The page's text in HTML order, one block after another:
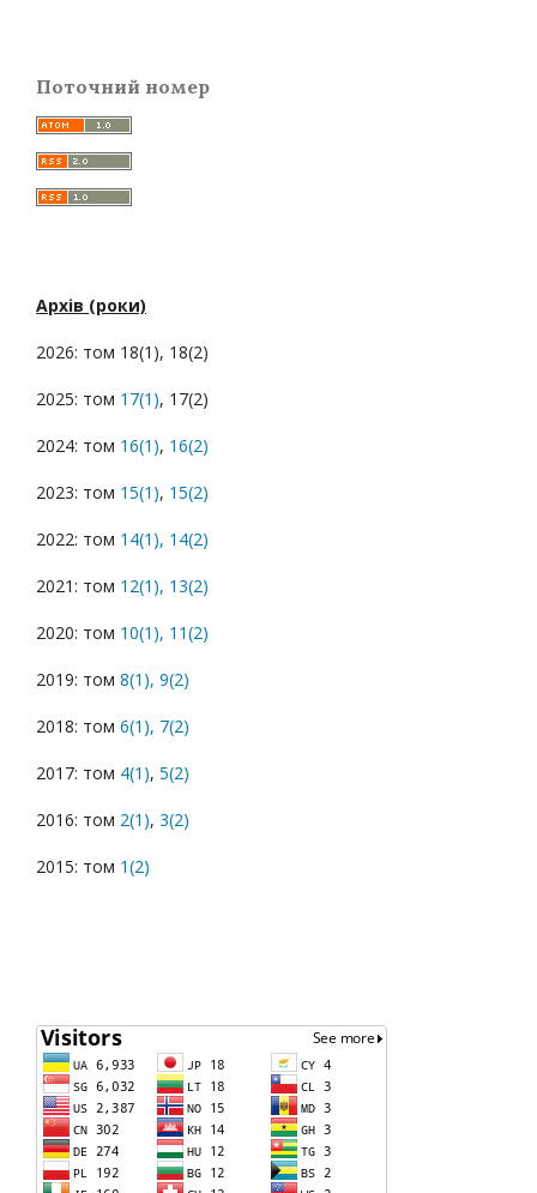
Поточний номер
Архів (роки)
2026: том 18(1), 18(2)
2025: том 17(1), 17(2)
2024: том 16(1), 16(2)
2023: том 15(1), 15(2)
2022: том 14(1), 14(2)
2021: том 12(1), 13(2)
2020: том 10(1), 11(2)
2019: том 8(1), 9(2)
2018: том 6(1), 7(2)
2017: том 4(1), 5(2)
2016: том 2(1), 3(2)
2015: том 1(2)